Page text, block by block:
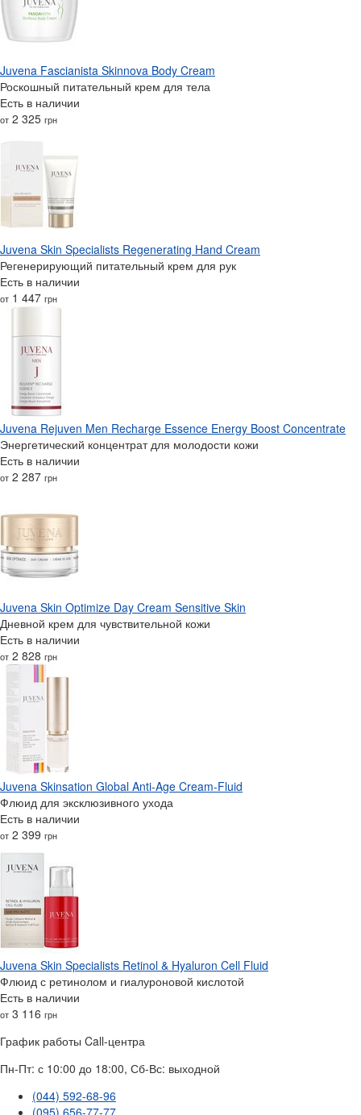
Juvena Fascianista Skinnova Body Cream
Роскошный питательный крем для тела
Есть в наличии
от 2 325 грн
Juvena Skin Specialists Regenerating Hand Cream
Регенерирующий питательный крем для рук
Есть в наличии
от 1 447 грн
Juvena Rejuven Men Recharge Essence Energy Boost Concentrate
Энергетический концентрат для молодости кожи
Есть в наличии
от 2 287 грн
Juvena Skin Optimize Day Cream Sensitive Skin
Дневной крем для чувствительной кожи
Есть в наличии
от 2 828 грн
Juvena Skinsation Global Anti-Age Cream-Fluid
Флюид для эксклюзивного ухода
Есть в наличии
от 2 399 грн
Juvena Skin Specialists Retinol & Hyaluron Cell Fluid
Флюид с ретинолом и гиалуроновой кислотой
Есть в наличии
от 3 116 грн
График работы Call-центра
Пн-Пт: с 10:00 до 18:00, Сб-Вс: выходной
(044) 592-68-96
(095) 656-77-77